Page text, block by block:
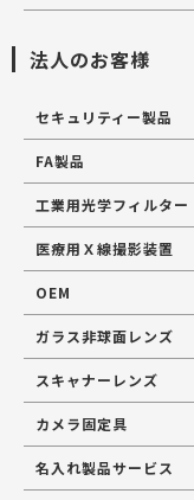
法人のお客様
セキュリティー製品
FA製品
工業用光学フィルター
医療用Ｘ線撮影装置
OEM
ガラス非球面レンズ
スキャナーレンズ
カメラ固定具
名入れ製品サービス